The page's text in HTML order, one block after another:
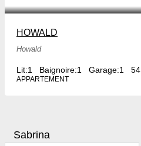
HOWALD
Howald
Lit:1 Baignoire:1 Garage:1
APPARTEMENT
Sabrina